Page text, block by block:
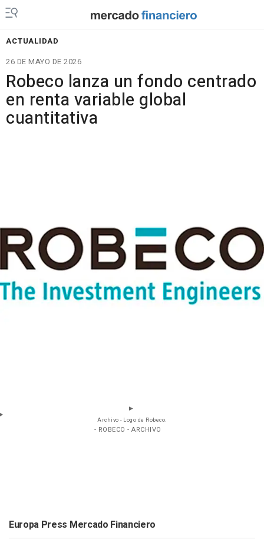
ACTUALIDAD
26 DE MAYO DE 2026
Robeco lanza un fondo centrado
en renta variable global
cuantitativa
Archivo - Logo de Robeco.
- ROBECO - ARCHIVO
Europa Press Mercado Financiero